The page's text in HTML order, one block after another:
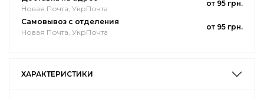
Новая Почта, УкрПочта
от 95 грн.
Самовывоз с отделения
Новая Почта, УкрПочта
от 95 грн.
ХАРАКТЕРИСТИКИ